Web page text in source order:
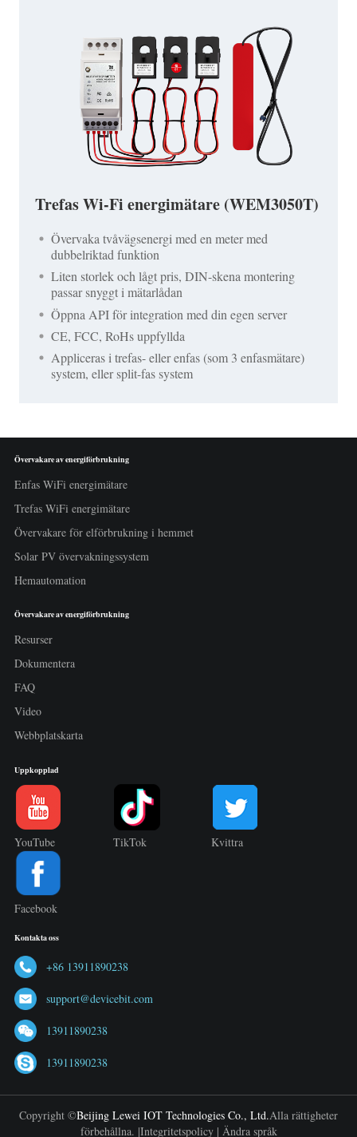
Trefas Wi-Fi energimätare (WEM3050T)
Övervaka tvåvägsenergi med en meter med
dubbelriktad funktion
Liten storlek och lågt pris, DIN-skena montering
passar snyggt i mätarlådan
Öppna API för integration med din egen server
CE, FCC, RoHs uppfyllda
Appliceras i trefas- eller enfas (som 3 enfasmätare)
system, eller split-fas system
Övervakare av energiförbrukning
Enfas WiFi energimätare
Trefas WiFi energimätare
Övervakare för elförbrukning i hemmet
Solar PV övervakningssystem
Hemautomation
Övervakare av energiförbrukning
Resurser
Dokumentera
FAQ
Video
Webbplatskarta
Uppkopplad
YouTube TikTok Kvittra
Facebook
Kontakta oss
+86 13911890238
support@devicebit.com
13911890238
13911890238
Copyright ©Beijing Lewei IOT Technologies Co., Ltd.Alla rättigheter
förbehållna. |Integritetspolicy| Ändra språk